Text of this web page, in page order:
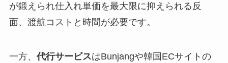
が鍛えられ仕入れ単価を最大限に抑えられる反
面、渡航コストと時間が必要です。
一方、 代行サービスはBunjangや韓国ECサイトの